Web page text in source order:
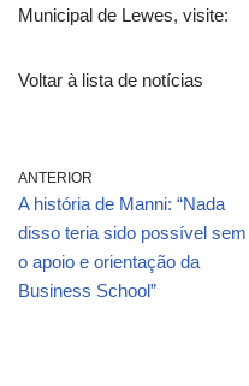
Municipal de Lewes, visite:
Voltar à lista de notícias
ANTERIOR
A história de Manni: “Nada
disso teria sido possível sem
o apoio e orientação da
Business School”